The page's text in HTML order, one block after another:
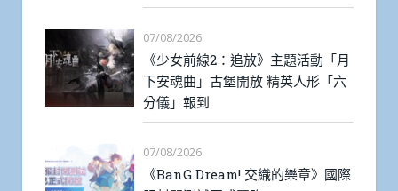
07/08/2026
《少女前線2：追放》主題活動「月
下安魂曲」古堡開放 精英人形「六
分儀」報到
07/08/2026
《BanG Dream! 交織的樂章》國際